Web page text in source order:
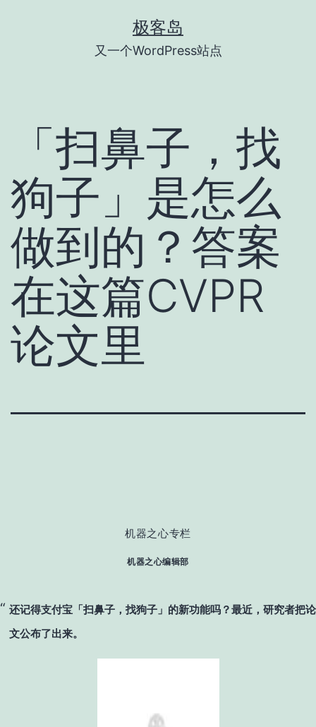
极客岛
又一个WordPress站点
「扫鼻子，找
狗子」是怎么
做到的？答案
在这篇CVPR
论文里
机器之心专栏
机器之心编辑部
还记得支付宝「扫鼻子，找狗子」的新功能吗？最近，研究者把论
文公布了出来。